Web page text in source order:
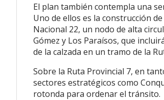
El plan también contempla una
Uno de ellos es la construcción
Nacional 22, un nodo de alta
Gómez y Los Paraísos, que
de la calzada en un tramo de la
Sobre la Ruta Provincial 7, en
sectores estratégicos como
rotonda para ordenar el tránsito.